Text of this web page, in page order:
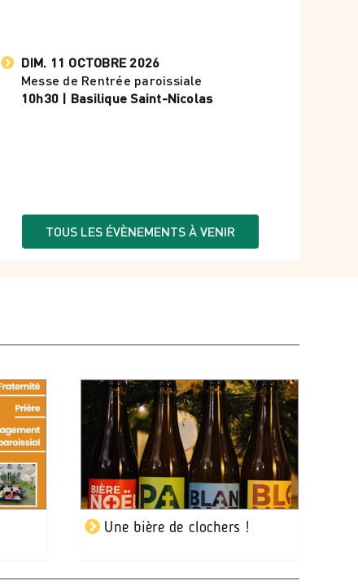
DIM. 11 OCTOBRE 2026
Messe de Rentrée paroissiale
10h30 | Basilique Saint-Nicolas
TOUS LES ÉVÈNEMENTS À VENIR
Une bière de clochers !